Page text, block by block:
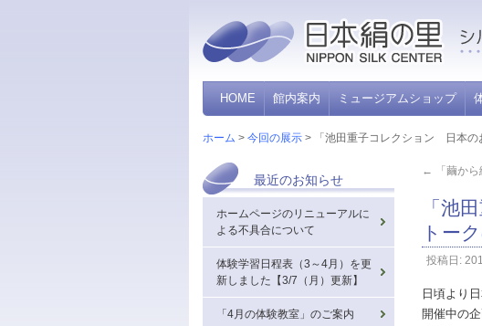
群馬県立日本絹の里神秘の糸に出逢う里
HOME 館内案内 ミュージアムショップ
ホーム > 今回の展示 > 「池田重子コレクション 日本の
← 「繭か
「池
トー
投稿日:
日頃より
開催中の
最近のお知らせ
ホームページのリニューアルに
よる不具合について
体験学習日程表（3～4月）を更
新しました【3/7（月）更新】
「4月の体験教室」のご案内